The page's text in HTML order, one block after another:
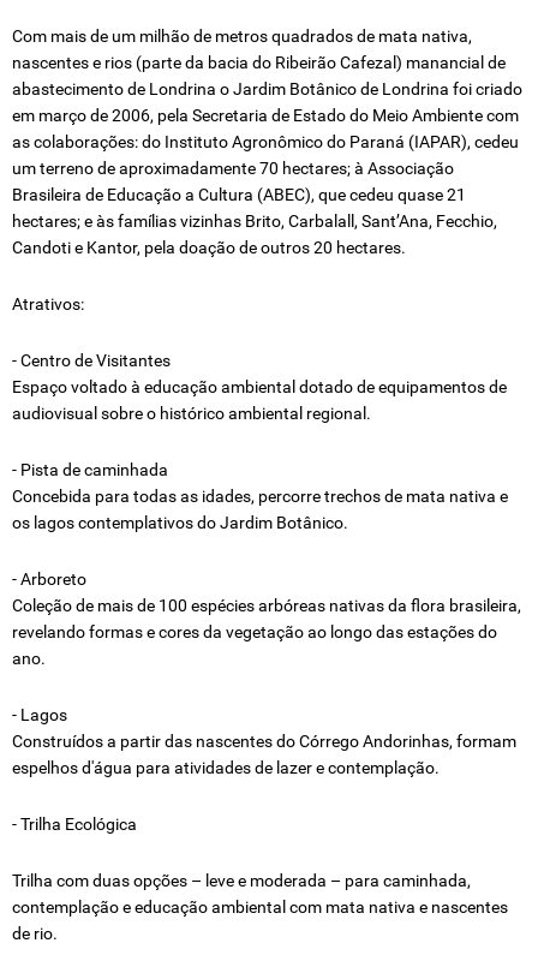
Com mais de um milhão de metros quadrados de mata nativa,
nascentes e rios (parte da bacia do Ribeirão Cafezal) manancial de
abastecimento de Londrina o Jardim Botânico de Londrina foi criado
em março de 2006, pela Secretaria de Estado do Meio Ambiente com
as colaborações: do Instituto Agronômico do Paraná (IAPAR), cedeu
um terreno de aproximadamente 70 hectares; à Associação
Brasileira de Educação a Cultura (ABEC), que cedeu quase 21
hectares; e às famílias vizinhas Brito, Carbalall, Sant’Ana, Fecchio,
Candoti e Kantor, pela doação de outros 20 hectares.
Atrativos:
- Centro de Visitantes
Espaço voltado à educação ambiental dotado de equipamentos de
audiovisual sobre o histórico ambiental regional.
- Pista de caminhada
Concebida para todas as idades, percorre trechos de mata nativa e
os lagos contemplativos do Jardim Botânico.
- Arboreto
Coleção de mais de 100 espécies arbóreas nativas da flora brasileira,
revelando formas e cores da vegetação ao longo das estações do
ano.
- Lagos
Construídos a partir das nascentes do Córrego Andorinhas, formam
espelhos d'água para atividades de lazer e contemplação.
- Trilha Ecológica
Trilha com duas opções – leve e moderada – para caminhada,
contemplação e educação ambiental com mata nativa e nascentes
de rio.